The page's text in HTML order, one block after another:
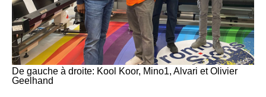
De gauche à droite: Kool Koor, Mino1, Alvari et Olivier
Geelhand